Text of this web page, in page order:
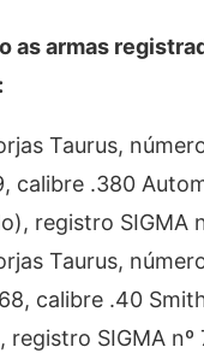
as armas
Taurus,
calibre .380
registro SIGMA
Taurus,
calibre .40
registro SIGMA nº